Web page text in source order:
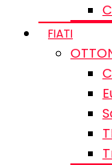
FIATI